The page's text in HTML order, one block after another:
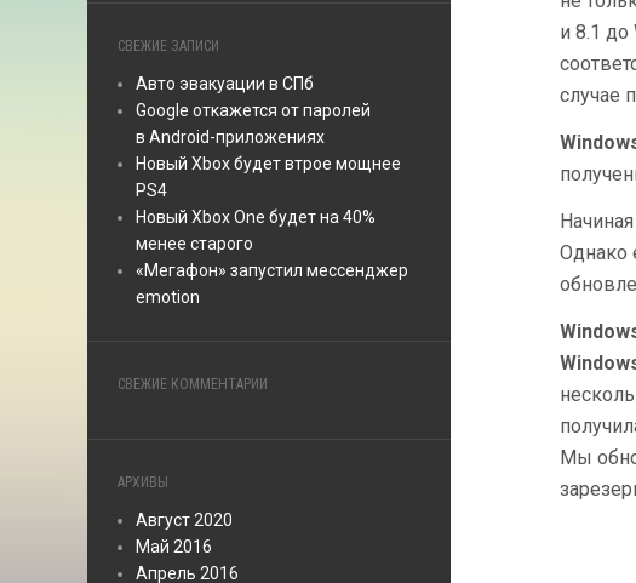
СВЕЖИЕ ЗАПИСИ
Авто эвакуации в СПб
Google откажется от паролей
в Android-приложениях
Новый Xbox будет втрое мощнее
PS4
Новый Xbox One будет на 40%
менее старого
«Мегафон» запустил мессенджер
emotion
СВЕЖИЕ КОММЕНТАРИИ
АРХИВЫ
Август 2020
Май 2016
Апрель 2016
и 8.1 до
случае
Однако
Мы